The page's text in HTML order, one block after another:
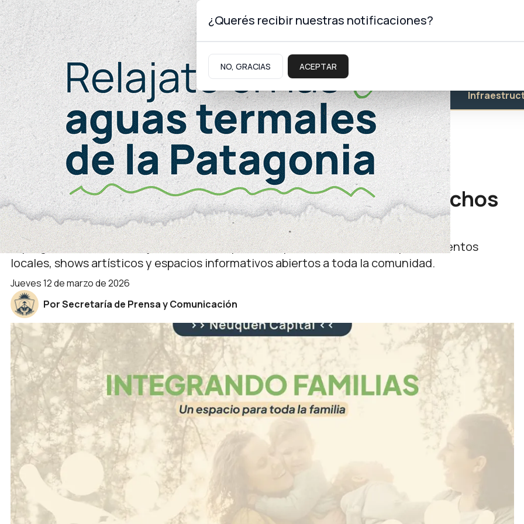
Viernes 7 deAgosto de 2026
Neuquinidad Gabinete Turismo Educación Salud
Gobierno
Participación comunitaria
Integrando Familias: encuentro por los derechos
humanos
El programa realizará una jornada en la capital neuquina donde habrá emprendimientos
locales, shows artísticos y espacios informativos abiertos a toda la comunidad.
jueves 12 de marzo de 2026
Por Secretaría de Prensa y Comunicación
¿Querés recibir nuestras notificaciones?
NO, GRACIAS ACEPTAR